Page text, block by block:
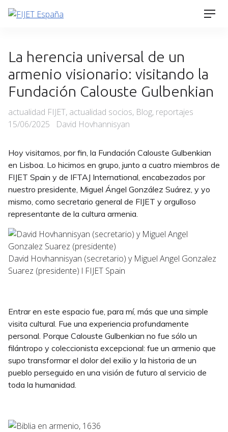
Skip
La herencia universal de un
armenio visionario: visitando la
Fundación Calouste Gulbenkian
Categories
actualidad FIJET, actualidad socios, Blog, reportajes
15/06/2025 David Hovhannisyan
Hoy visitamos, por fin, la Fundación Calouste Gulbenkian
en Lisboa. Lo hicimos en grupo, junto a cuatro miembros de
FIJET Spain y de IFTAJ International, encabezados por
nuestro presidente, Miguel Ángel González Suárez, y yo
mismo, como secretario general de FIJET y orgulloso
representante de la cultura armenia.
David Hovhannisyan (secretario) y Miguel Angel Gonzalez
Suarez (presidente) l FIJET Spain
Entrar en este espacio fue, para mí, más que una simple
visita cultural. Fue una experiencia profundamente
personal. Porque Calouste Gulbenkian no fue sólo un
filántropo y coleccionista excepcional: fue un armenio que
supo transformar el dolor del exilio y la historia de un
pueblo perseguido en una visión de futuro al servicio de
toda la humanidad.